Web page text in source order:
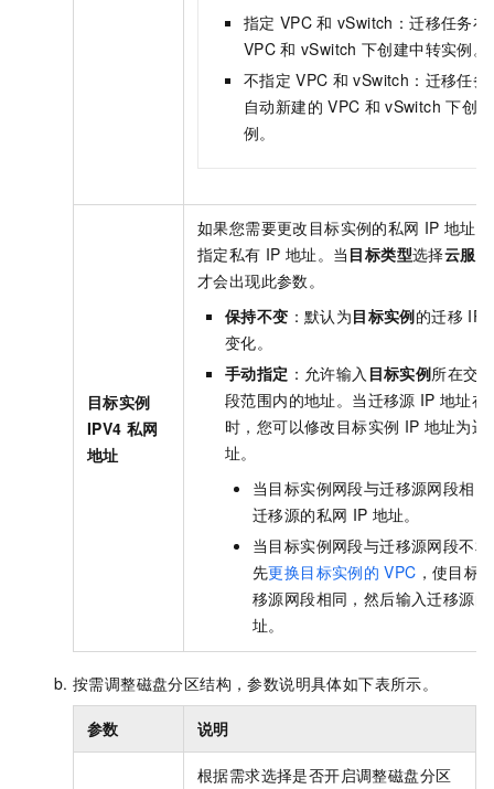
指定 VPC 和 vSwitch：迁移任务在
VPC 和 vSwitch 下创建中转实例。
不指定 VPC 和 vSwitch：迁移任务
自动新建的 VPC 和 vSwitch 下创
例。
目标实例
IPV4 私网
地址
如果您需要更改目标实例的私网 IP 地址
指定私有 IP 地址。当 目标类型选择云服
才会出现此参数。
保持不变 ：默认为目标实例的迁移 IP
变化。
手动指定 ：允许输入 目标实例所在交
段范围内的地址。当迁移源 IP 地址在
时，您可以修改目标实例 IP 地址为迁
址。
当目标实例网段与迁移源网段相
迁移源的私网 IP 地址。
当目标实例网段与迁移源网段不
先更换目标实例的 VPC ，使目标
移源网段相同，然后输入迁移源
址。
按需调整磁盘分区结构，参数说明具体如下表所示。
参数 说明
根据需求选择是否开启调整磁盘分区